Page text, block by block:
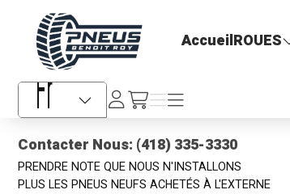
Pneus Benoit Roy
AccueilROUES
Sélecteur de langue
Se
connecter/fr/cart
Menu
Menu
Contacter Nous: (418) 335-3330
PRENDRE NOTE QUE NOUS N'INSTALLONS
PLUS LES PNEUS NEUFS ACHETÉS À L'EXTERNE